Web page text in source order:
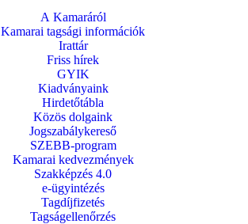
A Kamaráról
Kamarai tagsági információk
Irattár
Friss hírek
GYIK
Kiadványaink
Hirdetőtábla
Közös dolgaink
Jogszabálykereső
SZEBB-program
Kamarai kedvezmények
Szakképzés 4.0
e-ügyintézés
Tagdíjfizetés
Tagságellenőrzés